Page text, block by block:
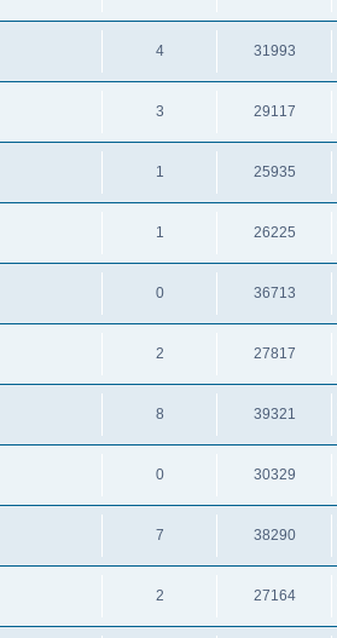
4 31993
3 29117
1 25935
1 26225
0 36713
2 27817
8 39321
0 30329
7 38290
2 27164